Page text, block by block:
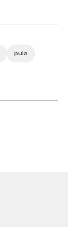
pula